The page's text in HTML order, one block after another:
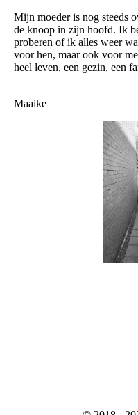
Mijn moeder is nog steeds
de knoop in zijn hoofd. Ik
proberen of ik alles weer
voor hen, maar ook voor
heel leven, een gezin, een
Maaike